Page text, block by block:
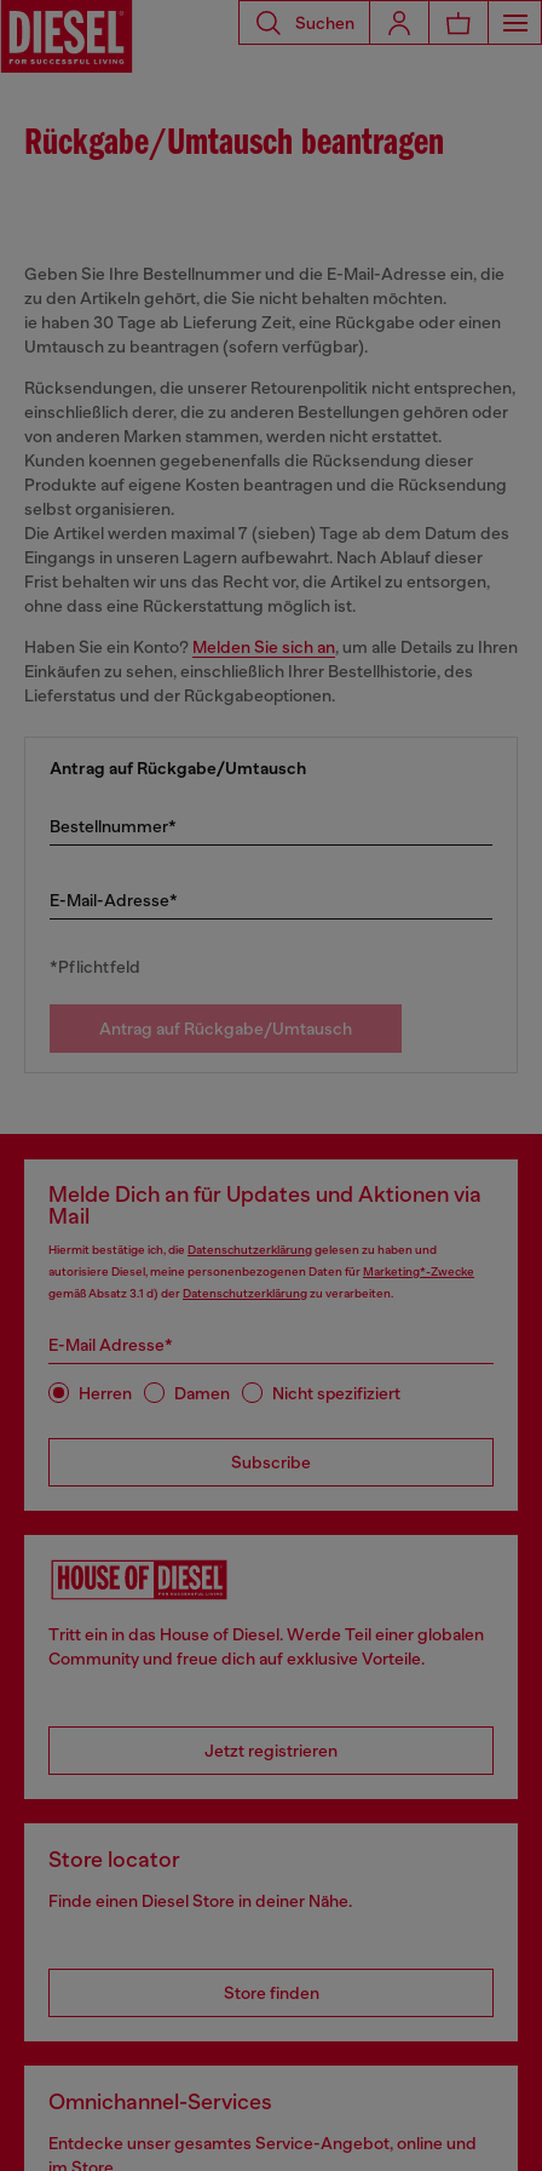
Suchen
Rückgabe/Umtausch beantragen
Geben Sie Ihre Bestellnummer und die E-Mail-Adresse ein, die
zu den Artikeln gehört, die Sie nicht behalten möchten.
ie haben 30 Tage ab Lieferung Zeit, eine Rückgabe oder einen
Umtausch zu beantragen (sofern verfügbar).
Rücksendungen, die unserer Retourenpolitik nicht entsprechen,
einschließlich derer, die zu anderen Bestellungen gehören oder
von anderen Marken stammen, werden nicht erstattet.
Kunden koennen gegebenenfalls die Rücksendung dieser
Produkte auf eigene Kosten beantragen und die Rücksendung
selbst organisieren.
Die Artikel werden maximal 7 (sieben) Tage ab dem Datum des
Eingangs in unseren Lagern aufbewahrt. Nach Ablauf dieser
Frist behalten wir uns das Recht vor, die Artikel zu entsorgen,
ohne dass eine Rückerstattung möglich ist.
Haben Sie ein Konto? Melden Sie sich an, um alle Details zu Ihren
Einkäufen zu sehen, einschließlich Ihrer Bestellhistorie, des
Lieferstatus und der Rückgabeoptionen.
Antrag auf Rückgabe/Umtausch
Bestellnummer*
E-Mail-Adresse*
*Pflichtfeld
Antrag auf Rückgabe/Umtausch
Melde Dich an für Updates und Aktionen via
Mail
Hiermit bestätige ich, die Datenschutzerklärunggelesen zu haben und
autorisiere Diesel, meine personenbezogenen Daten fürMarketing*-Zwecke
gemäß Absatz 3.1 d) derDatenschutzerklärungzu verarbeiten.
E-Mail Adresse*
Herren Damen Nicht spezifiziert
Subscribe
Tritt ein in das House of Diesel. Werde Teil einer globalen
Community und freue dich auf exklusive Vorteile.
Jetzt registrieren
Store locator
Finde einen Diesel Store in deiner Nähe.
Store finden
Omnichannel-Services
Entdecke unser gesamtes Service-Angebot, online und